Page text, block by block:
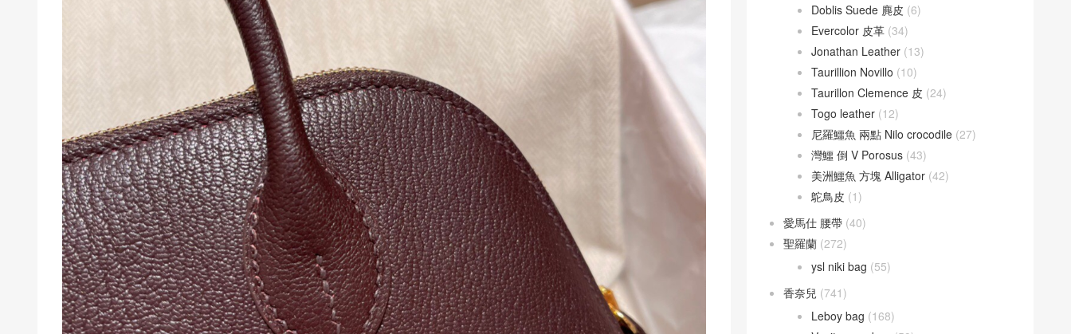
Doblis Suede 麂皮 (6)
Evercolor 皮革 (34)
Jonathan Leather (13)
Taurillion Novillo (10)
Taurillon Clemence 皮 (24)
Togo leather (12)
尼羅鱷魚 兩點 Nilo crocodile (27)
灣鱷 倒 V Porosus (43)
美洲鱷魚 方塊 Alligator (42)
鴕鳥皮 (1)
愛馬仕 腰帶 (40)
聖羅蘭 (272)
ysl niki bag (55)
香奈兒 (741)
Leboy bag (168)